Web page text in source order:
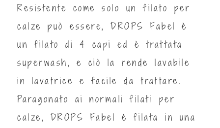
Resistente come solo un filato per
calze può essere, DROPS Fabel è
un filato di 4 capi ed è trattata
superwash, e ciò la rende lavabile
in lavatrice e facile da trattare.
Paragonato ai normali filati per
calze, DROPS Fabel è filata in una